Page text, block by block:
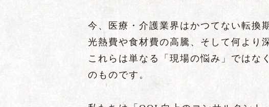
今、医療・介護業界はかつてない転換
光熱費や食材費の高騰、そして何より
これらは単なる「現場の悩み」ではな
のものです。